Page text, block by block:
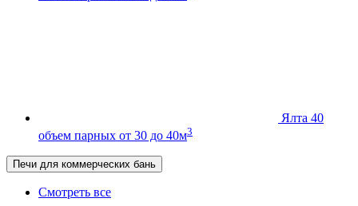
Ялта 40
объем парных от 30 до 40м3
Печи для коммерческих бань
Смотреть все